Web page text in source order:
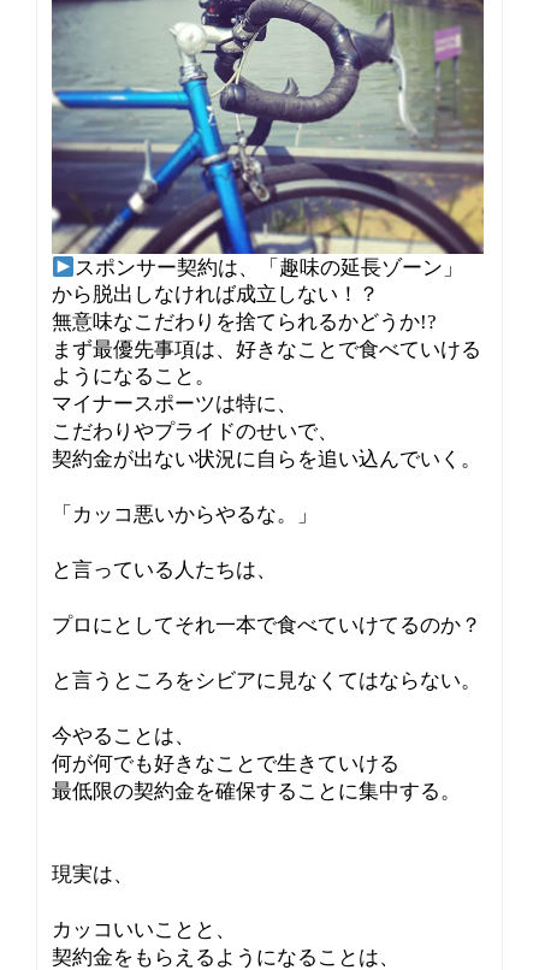
スポンサー契約は、「趣味の延長ゾーン」
から脱出しなければ成立しない！？
無意味なこだわりを捨てられるかどうか!?
まず最優先事項は、好きなことで食べていける
ようになること。
マイナースポーツは特に、
こだわりやプライドのせいで、
契約金が出ない状況に自らを追い込んでいく。
「カッコ悪いからやるな。」
と言っている人たちは、
プロにとしてそれ一本で食べていけてるのか？
と言うところをシビアに見なくてはならない。
今やることは、
何が何でも好きなことで生きていける
最低限の契約金を確保することに集中する。
現実は、
カッコいいことと、
契約金をもらえるようになることは、